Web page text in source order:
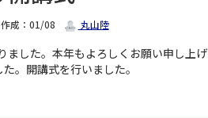
作成：01/08 丸山陸
ました。本年もよろしくお願い申し上げ
。開講式を行いました。